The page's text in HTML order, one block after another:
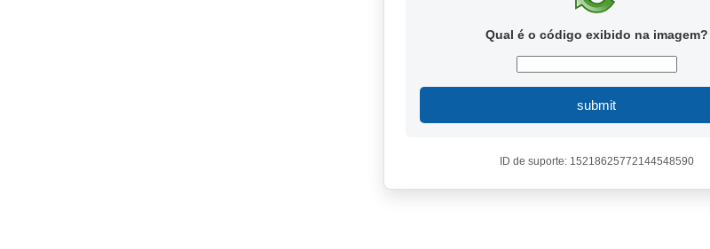
Qual é o código exibido na imagem?
submit
ID de suporte: 15218625772144548590